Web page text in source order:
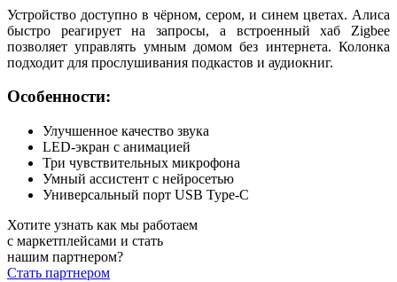
Устройство доступно в чёрном, сером, и синем цветах. Алиса
быстро реагирует на запросы, а встроенный хаб Zigbee
позволяет управлять умным домом без интернета. Колонка
подходит для прослушивания подкастов и аудиокниг.
Особенности:
Улучшенное качество звука
LED-экран с анимацией
Три чувствительных микрофона
Умный ассистент с нейросетью
Универсальный порт USB Type-C
Хотите узнать как мы работаем
с маркетплейсами и стать
нашим партнером?
Стать партнером